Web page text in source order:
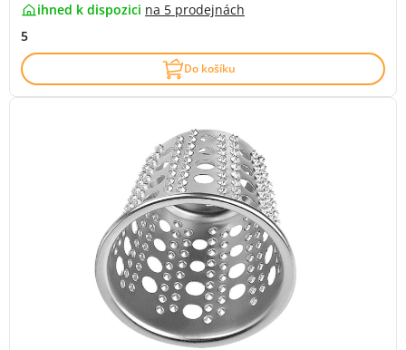
ihned k dispozici na 5 prodejnách
5
Do košíku